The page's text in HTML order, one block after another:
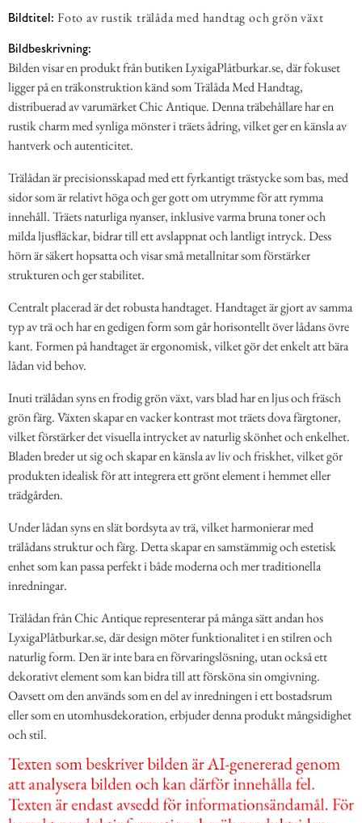
Bildtitel: Foto av rustik trälåda med handtag och grön växt
Bildbeskrivning:
Bilden visar en produkt från butiken LyxigaPlåtburkar.se, där fokuset
ligger på en träkonstruktion känd som Trälåda Med Handtag,
distribuerad av varumärket Chic Antique. Denna träbehållare har en
rustik charm med synliga mönster i träets ådring, vilket ger en känsla av
hantverk och autenticitet.
Trälådan är precisionsskapad med ett fyrkantigt trästycke som bas, med
sidor som är relativt höga och ger gott om utrymme för att rymma
innehåll. Träets naturliga nyanser, inklusive varma bruna toner och
milda ljusfläckar, bidrar till ett avslappnat och lantligt intryck. Dess
hörn är säkert hopsatta och visar små metallnitar som förstärker
strukturen och ger stabilitet.
Centralt placerad är det robusta handtaget. Handtaget är gjort av samma
typ av trä och har en gedigen form som går horisontellt över lådans övre
kant. Formen på handtaget är ergonomisk, vilket gör det enkelt att bära
lådan vid behov.
Inuti trälådan syns en frodig grön växt, vars blad har en ljus och fräsch
grön färg. Växten skapar en vacker kontrast mot träets dova färgtoner,
vilket förstärker det visuella intrycket av naturlig skönhet och enkelhet.
Bladen breder ut sig och skapar en känsla av liv och friskhet, vilket gör
produkten idealisk för att integrera ett grönt element i hemmet eller
trädgården.
Under lådan syns en slät bordsyta av trä, vilket harmonierar med
trälådans struktur och färg. Detta skapar en samstämmig och estetisk
enhet som kan passa perfekt i både moderna och mer traditionella
inredningar.
Trälådan från Chic Antique representerar på många sätt andan hos
LyxigaPlåtburkar.se, där design möter funktionalitet i en stilren och
naturlig form. Den är inte bara en förvaringslösning, utan också ett
dekorativt element som kan bidra till att försköna sin omgivning.
Oavsett om den används som en del av inredningen i ett bostadsrum
eller som en utomhusdekoration, erbjuder denna produkt mångsidighet
och stil.